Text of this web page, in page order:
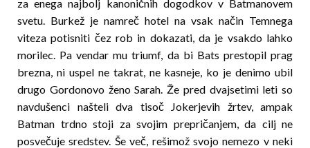
za enega najbolj kanoničnih dogodkov v Batmanovem
svetu. Burkež je namreč hotel na vsak način Temnega
viteza potisniti čez rob in dokazati, da je vsakdo lahko
morilec. Pa vendar mu triumf, da bi Bats prestopil prag
brezna, ni uspel ne takrat, ne kasneje, ko je denimo ubil
drugo Gordonovo ženo Sarah. Že pred dvajsetimi leti so
navdušenci našteli dva tisoč Jokerjevih žrtev, ampak
Batman trdno stoji za svojim prepričanjem, da cilj ne
posvečuje sredstev. Še več, rešimož svojo nemezo v neki